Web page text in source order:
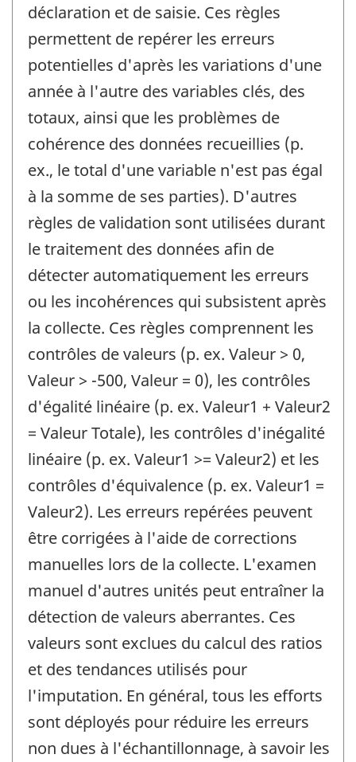
déclaration et de saisie. Ces règles
permettent de repérer les erreurs
potentielles d'après les variations d'une
année à l'autre des variables clés, des
totaux, ainsi que les problèmes de
cohérence des données recueillies (p.
ex., le total d'une variable n'est pas égal
à la somme de ses parties). D'autres
règles de validation sont utilisées durant
le traitement des données afin de
détecter automatiquement les erreurs
ou les incohérences qui subsistent après
la collecte. Ces règles comprennent les
contrôles de valeurs (p. ex. Valeur > 0,
Valeur > -500, Valeur = 0), les contrôles
d'égalité linéaire (p. ex. Valeur1 + Valeur2
= Valeur Totale), les contrôles d'inégalité
linéaire (p. ex. Valeur1 >= Valeur2) et les
contrôles d'équivalence (p. ex. Valeur1 =
Valeur2). Les erreurs repérées peuvent
être corrigées à l'aide de corrections
manuelles lors de la collecte. L'examen
manuel d'autres unités peut entraîner la
détection de valeurs aberrantes. Ces
valeurs sont exclues du calcul des ratios
et des tendances utilisés pour
l'imputation. En général, tous les efforts
sont déployés pour réduire les erreurs
non dues à l'échantillonnage, à savoir les